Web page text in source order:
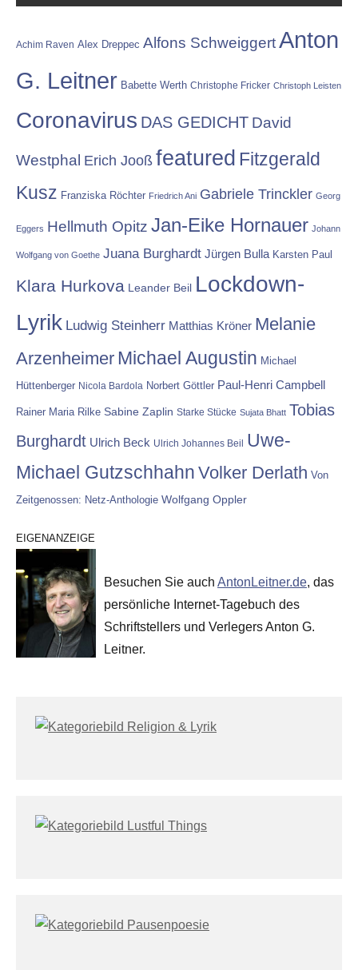
Achim Raven Alex Dreppec Alfons SchweiggertAnton
G. Leitner Babette Werth Christophe Fricker Christoph Leisten
Coronavirus DAS GEDICHT David
Westphal Erich Jooß featured Fitzgerald
Kusz Franziska Röchter Friedrich Ani Gabriele Trinckler Georg
Eggers Hellmuth Opitz Jan-Eike Hornauer Johann
Wolfgang von Goethe Juana Burghardt Jürgen Bulla Karsten Paul
Klara Hurkova Leander Beil Lockdown-
Lyrik Ludwig Steinherr Matthias Kröner Melanie
Arzenheimer Michael Augustin Michael
Hüttenberger Nicola Bardola Norbert Göttler Paul-Henri Campbell
Rainer Maria Rilke Sabine Zaplin Starke Stücke Sujata Bhatt Tobias
Burghardt Ulrich Beck Ulrich Johannes Beil
Uwe-
Michael Gutzschhahn Volker Derlath Von
Zeitgenossen: Netz-Anthologie Wolfgang Oppler
EIGENANZEIGE
Besuchen Sie auch AntonLeitner.de, das
persönliche Internet-Tagebuch des
Schriftstellers und Verlegers Anton G.
Leitner.